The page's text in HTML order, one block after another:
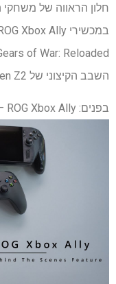
השבב הקיצוני של Ryzen Z2 מספק 100 fps בשקרים של P.
בפנים: ROG Xbox Ally – מאחורי התכונה של הקלעים – YouTube